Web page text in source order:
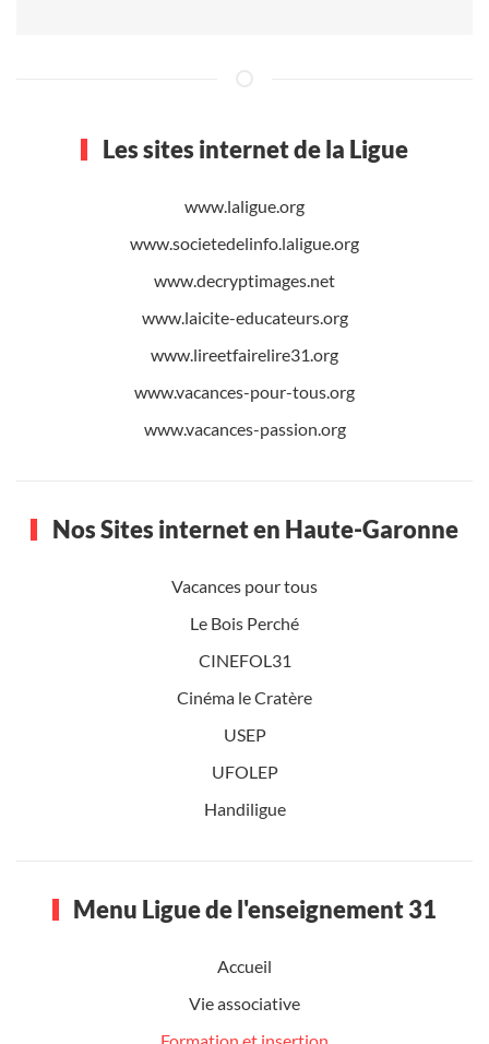
Les sites internet de la Ligue
www.laligue.org
www.societedelinfo.laligue.org
www.decryptimages.net
www.laicite-educateurs.org
www.lireetfairelire31.org
www.vacances-pour-tous.org
www.vacances-passion.org
Nos Sites internet en Haute-Garonne
Vacances pour tous
Le Bois Perché
CINEFOL31
Cinéma le Cratère
USEP
UFOLEP
Handiligue
Menu Ligue de l'enseignement 31
Accueil
Vie associative